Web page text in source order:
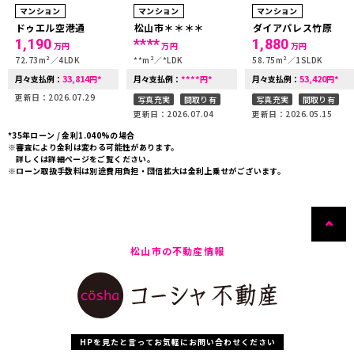
マンション
ドゥエル空港通
1,190 万円
72.73m²
4LDK
月々支払例： 33,814円*
更新日：2026.07.29
マンション
松山市＊＊＊＊
****万円
**m²
*LDK
月々支払例： ****円*
写真充実
間取り有
更新日：2026.07.04
マンション
ダイアパレス竹原
1,880 万円
58.75m²
1SLDK
月々支払例： 53,420円*
写真充実
間取り有
更新日：2026.05.15
*35年ローン / 金利1.040%の場合
※審査により金利は変わる可能性があります。
詳しくは詳細ページをご覧ください。
※ローン取扱手数料は別途費用負担・団信拡大は金利上乗せがございます。
松山市の不動産情報
HPを見たと言ってお気軽にお問い合わせください